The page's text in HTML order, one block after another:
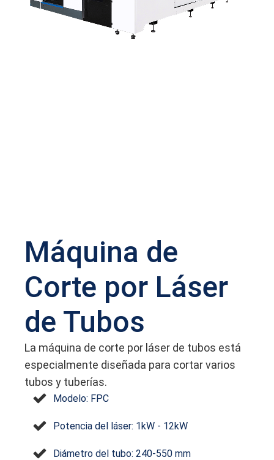
Máquina de
Corte por Láser
de Tubos
La máquina de corte por láser de tubos está
especialmente diseñada para cortar varios
tubos y tuberías.
Modelo: FPC
Potencia del láser: 1kW - 12kW
Diámetro del tubo: 240-550 mm